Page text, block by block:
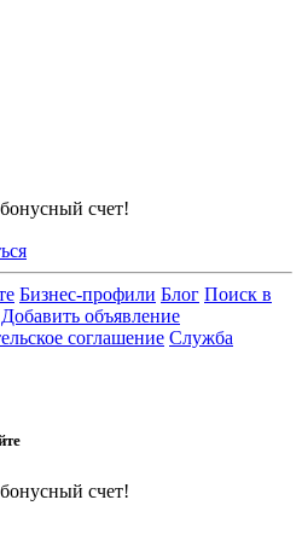
счет!
Бизнес-профили Блог Поиск в
Добавить объявление
соглашение Служба
счет!